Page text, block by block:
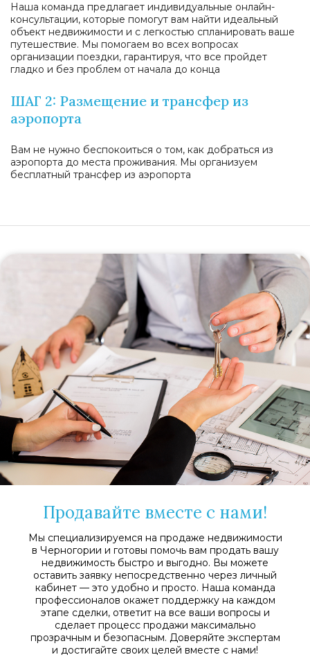
Наша команда предлагает индивидуальные онлайн-
консультации, которые помогут вам найти идеальный
объект недвижимости и с легкостью спланировать ваше
путешествие. Мы помогаем во всех вопросах
организации поездки, гарантируя, что все пройдет
гладко и без проблем от начала до конца
ШАГ 2: Размещение и трансфер из
аэропорта
Вам не нужно беспокоиться о том, как добраться из
аэропорта до места проживания. Мы организуем
бесплатный трансфер из аэропорта
Продавайте вместе с нами!
Мы специализируемся на продаже недвижимости
в Черногории и готовы помочь вам продать вашу
недвижимость быстро и выгодно. Вы можете
оставить заявку непосредственно через личный
кабинет — это удобно и просто. Наша команда
профессионалов окажет поддержку на каждом
этапе сделки, ответит на все ваши вопросы и
сделает процесс продажи максимально
прозрачным и безопасным. Доверяйте экспертам
и достигайте своих целей вместе с нами!